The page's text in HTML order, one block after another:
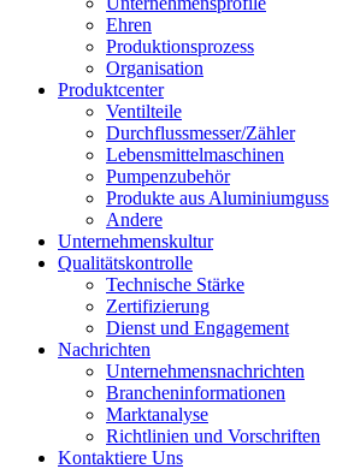
Ehren
Produktionsprozess
Organisation
Produktcenter
Ventilteile
Durchflussmesser/Zähler
Lebensmittelmaschinen
Pumpenzubehör
Produkte aus Aluminiumguss
Andere
Unternehmenskultur
Qualitätskontrolle
Technische Stärke
Zertifizierung
Dienst und Engagement
Nachrichten
Unternehmensnachrichten
Brancheninformationen
Marktanalyse
Richtlinien und Vorschriften
Kontaktiere Uns